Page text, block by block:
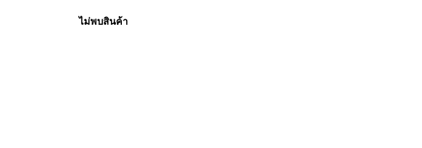
ไม่พบสินค้า